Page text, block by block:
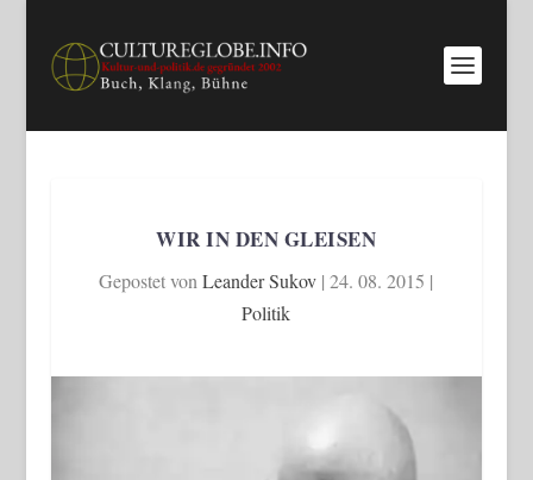
WIR IN DEN GLEISEN
Gepostet vonLeander Sukov |24. 08. 2015 |
Politik